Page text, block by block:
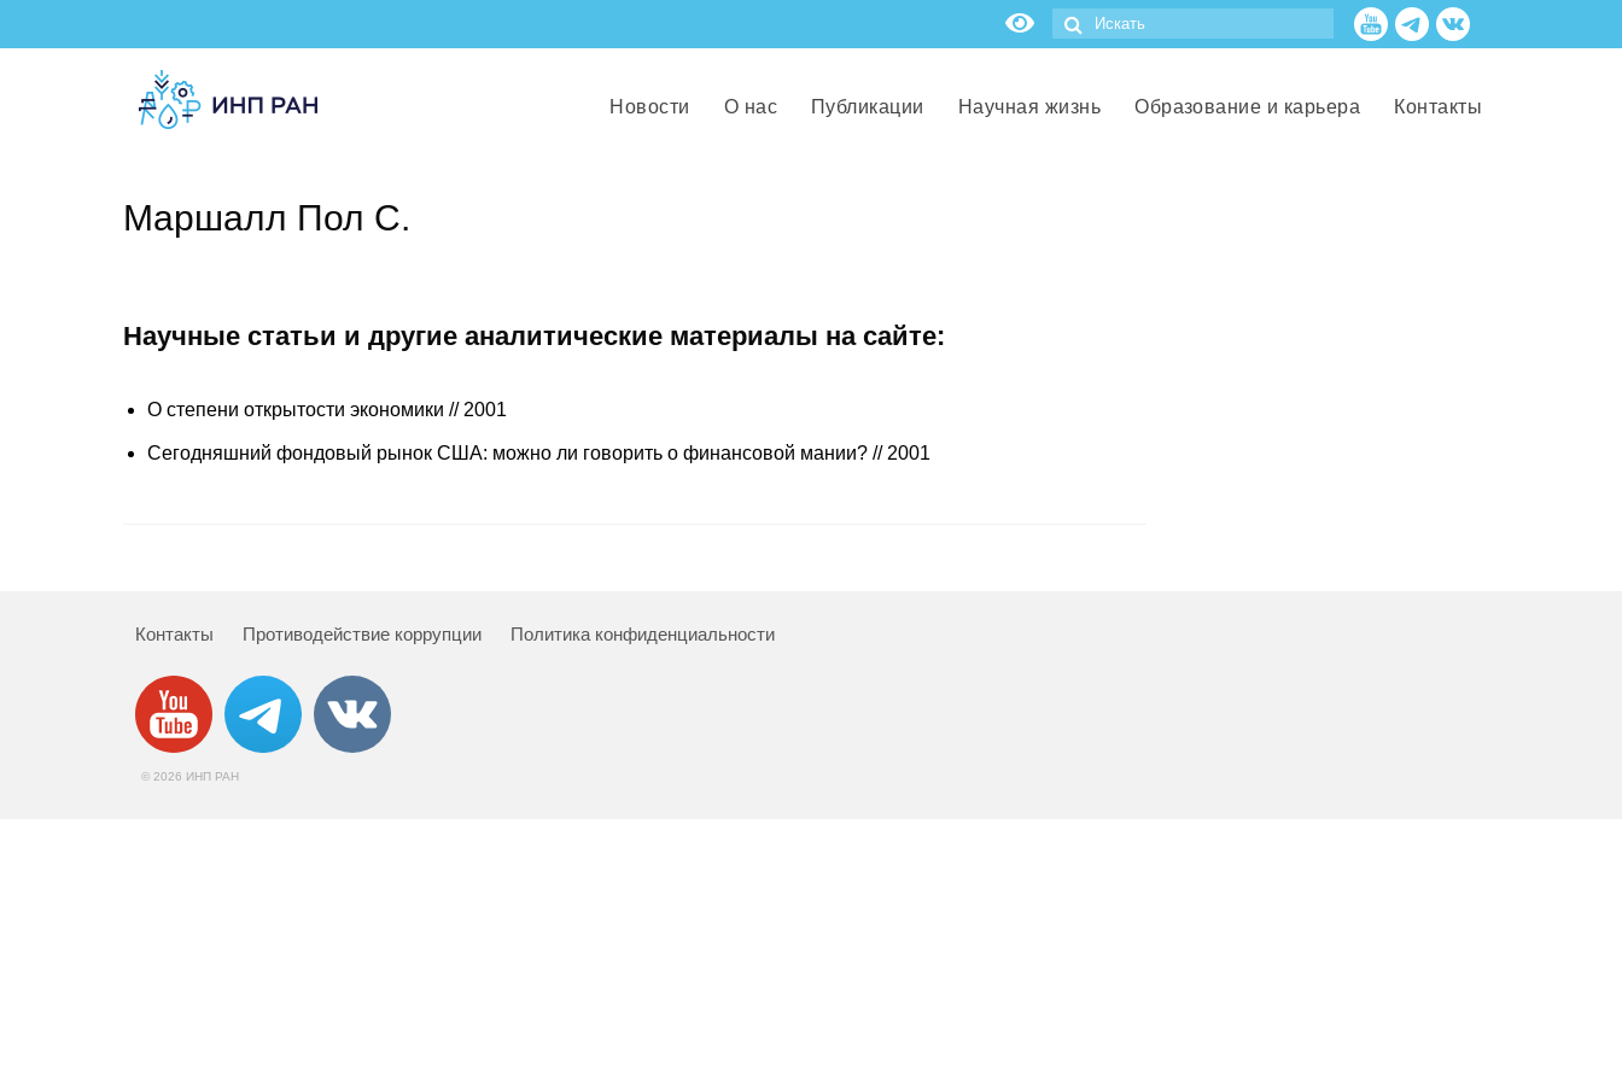
Новости О нас Публикации Научная жизнь Образование и карьера Контакты
Маршалл Пол С.
Научные статьи и другие аналитические материалы на сайте:
О степени открытости экономики // 2001
Сегодняшний фондовый рынок США: можно ли говорить о финансовой мании? // 2001
Контакты Противодействие коррупции Политика конфиденциальности
© 2026 ИНП РАН